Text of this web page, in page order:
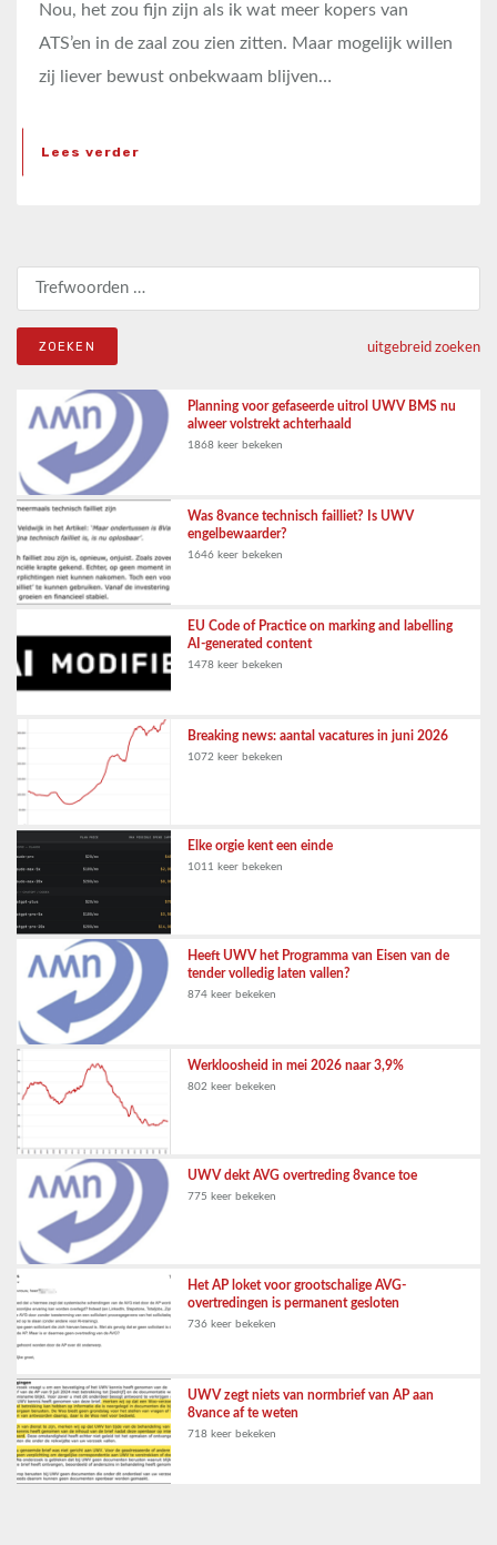
Nou, het zou fijn zijn als ik wat meer kopers van
ATS’en in de zaal zou zien zitten. Maar mogelijk willen
zij liever bewust onbekwaam blijven…
Lees verder
Zoeken naar:
uitgebreid zoeken
Planning voor gefaseerde uitrol UWV BMS nu
alweer volstrekt achterhaald
1868 keer bekeken
Was 8vance technisch failliet? Is UWV
engelbewaarder?
1646 keer bekeken
EU Code of Practice on marking and labelling
AI-generated content
1478 keer bekeken
Breaking news: aantal vacatures in juni 2026
1072 keer bekeken
Elke orgie kent een einde
1011 keer bekeken
Heeft UWV het Programma van Eisen van de
tender volledig laten vallen?
874 keer bekeken
Werkloosheid in mei 2026 naar 3,9%
802 keer bekeken
UWV dekt AVG overtreding 8vance toe
775 keer bekeken
Het AP loket voor grootschalige AVG-
overtredingen is permanent gesloten
736 keer bekeken
UWV zegt niets van normbrief van AP aan
8vance af te weten
718 keer bekeken